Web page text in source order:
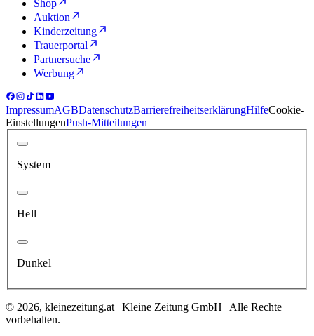
Shop
Auktion
Kinderzeitung
Trauerportal
Partnersuche
Werbung
ImpressumAGBDatenschutzBarrierefreiheitserklärungHilfeCookie-
EinstellungenPush-Mitteilungen
System
Hell
Dunkel
© 2026, kleinezeitung.at | Kleine Zeitung GmbH | Alle Rechte
vorbehalten.